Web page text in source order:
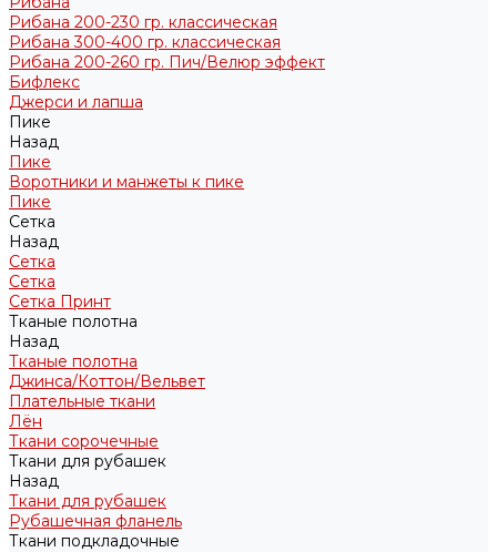
Рибана 200-230 гр. классическая
Рибана 300-400 гр. классическая
Рибана 200-260 гр. Пич/Велюр эффект
Бифлекс
Джерси и лапша
Пике
Назад
Пике
Воротники и манжеты к пике
Пике
Сетка
Назад
Сетка
Сетка
Сетка Принт
Тканые полотна
Назад
Тканые полотна
Джинса/Коттон/Вельвет
Плательные ткани
Лён
Ткани сорочечные
Ткани для рубашек
Назад
Ткани для рубашек
Рубашечная фланель
Ткани подкладочные